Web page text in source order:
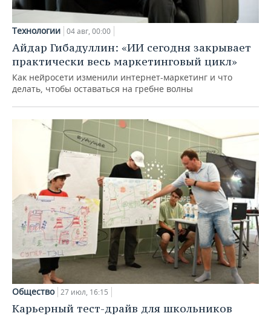
Технологии 04 авг, 00:00
Айдар Гибадуллин: «ИИ сегодня закрывает
практически весь маркетинговый цикл»
Как нейросети изменили интернет-маркетинг и что
делать, чтобы оставаться на гребне волны
Общество 27 июл, 16:15
Карьерный тест-драйв для школьников